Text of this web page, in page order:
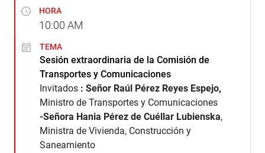
HORA
10:00 AM
TEMA
Sesión extraordinaria de la Comisión de
Transportes y Comunicaciones
Invitados : Señor Raúl Pérez Reyes Espejo,
Ministro de Transportes y Comunicaciones
-Señora Hania Pérez de Cuéllar Lubienska,
Ministra de Vivienda, Construcción y
Saneamiento